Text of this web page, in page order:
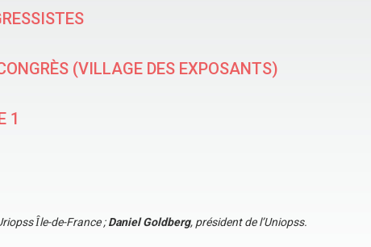
(VILLAGE DES EXPOSANTS)
1
Ȋle-de-France ;Daniel Goldberg, président de l’Uniopss.